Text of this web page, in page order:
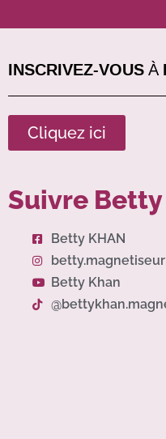
INSCRIVEZ-VOUS
Cliquez ici
Suivre Betty
Betty KHAN
betty.magnetiseur
Betty Khan